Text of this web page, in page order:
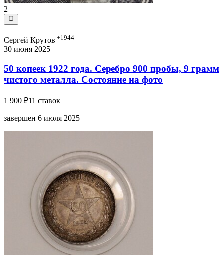
2
Сергей Крутов +1944
30 июня 2025
50 копеек 1922 года. Серебро 900 пробы, 9 грамм
чистого металла. Состояние на фото
1 900 ₽11 ставок
завершен 6 июля 2025